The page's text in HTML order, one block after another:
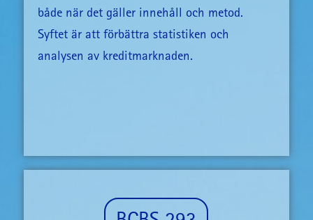
både när det gäller innehåll och metod.
Syftet är att förbättra statistiken och
analysen av kreditmarknaden.